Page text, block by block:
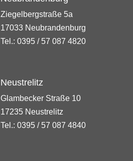
Ziegelbergstraße 5a
17033 Neubrandenburg
Tel.: 0395 / 57 087 4820
Neustrelitz
Glambecker Straße 10
17235 Neustrelitz
Tel.: 0395 / 57 087 4840